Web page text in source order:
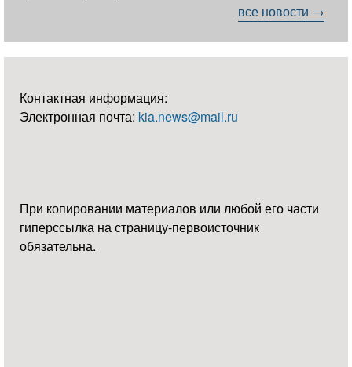
все новости →
Контактная информация:
Электронная почта: kia.news@mail.ru
При копировании материалов или любой его части
гиперссылка на страницу-первоисточник
обязательна.